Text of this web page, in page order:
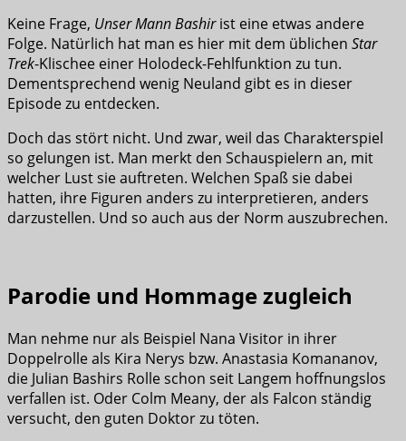
Keine Frage, Unser Mann Bashirist eine etwas andere
Folge. Natürlich hat man es hier mit dem üblichen Star
Trek-Klischee einer Holodeck-Fehlfunktion zu tun.
Dementsprechend wenig Neuland gibt es in dieser
Episode zu entdecken.
Doch das stört nicht. Und zwar, weil das Charakterspiel
so gelungen ist. Man merkt den Schauspielern an, mit
welcher Lust sie auftreten. Welchen Spaß sie dabei
hatten, ihre Figuren anders zu interpretieren, anders
darzustellen. Und so auch aus der Norm auszubrechen.
Parodie und Hommage zugleich
Man nehme nur als Beispiel Nana Visitor in ihrer
Doppelrolle als Kira Nerys bzw. Anastasia Komananov,
die Julian Bashirs Rolle schon seit Langem hoffnungslos
verfallen ist. Oder Colm Meany, der als Falcon ständig
versucht, den guten Doktor zu töten.